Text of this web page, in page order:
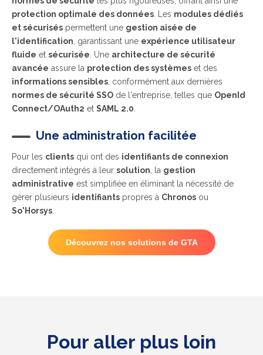
protection optimale des données . Les modules dédiés
et sécurisés permettent une gestion aisée de
l'identification , garantissant une expérience utilisateur
fluide et sécurisée . Une architecture de sécurité
avancée assure la protection des systèmes et des
informations sensibles , conformément aux dernières
normes de sécurité SSO de l'entreprise, telles que OpenId
Connect/OAuth2 et SAML 2.0
Une administration facilitée
Pour les clients qui ont des identifiants de connexion
directement intégrés à leur solution , la gestion
administrative est simplifiée en éliminant la nécessité de
gérer plusieurs identifiants propres à Chronos ou
So'Horsys
Découvrez nos solutions de GTA
Pour aller plus loin